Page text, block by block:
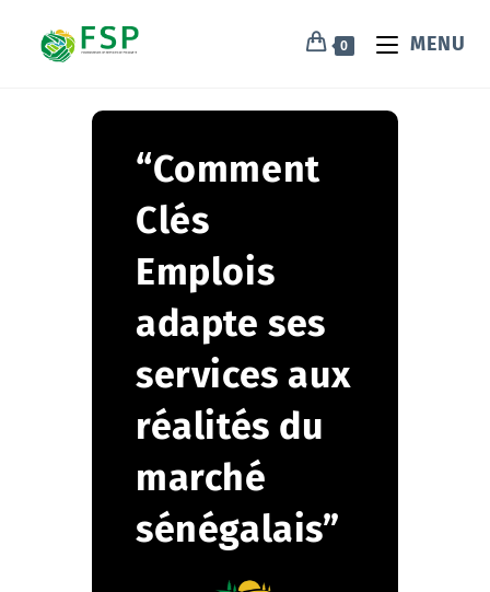
0 MENU
“Comment
Clés
Emplois
adapte ses
services aux
réalités du
marché
sénégalais”